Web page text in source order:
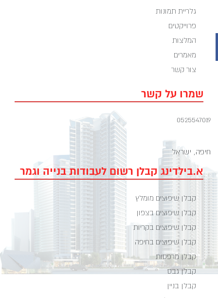
גלריית תמונות
פרוייקטים
המלצות
מאמרים
צור קשר
שמרו על קשר
0525547019
חיפה, ישראל
א.בילדינג קבלן רשום לעבודות בנייה וגמר
קבלן שיפוצים מומלץ
קבלן שיפוצים בצפון
קבלן שיפוצים בקריות
קבלן שיפוצים בחיפה
קבלן מרפסות
קבלן גבס
קבלן בניין